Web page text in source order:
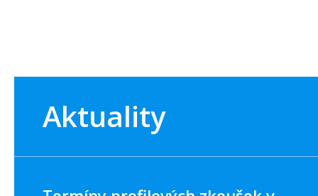
Aktuality